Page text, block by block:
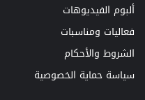
ألبوم الفيديوهات
فعاليات ومناسبات
الشروط والأحكام
سياسة حماية الخصوصية